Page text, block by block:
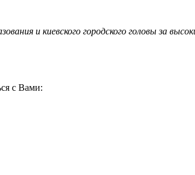
и киевского городского головы за
с Вами: